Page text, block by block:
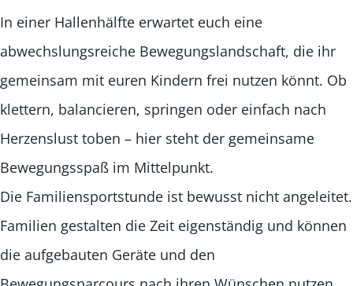
In einer Hallenhälfte erwartet euch eine
abwechslungsreiche Bewegungslandschaft, die ihr
gemeinsam mit euren Kindern frei nutzen könnt. Ob
klettern, balancieren, springen oder einfach nach
Herzenslust toben – hier steht der gemeinsame
Bewegungsspaß im Mittelpunkt.
Die Familiensportstunde ist bewusst nicht angeleitet.
Familien gestalten die Zeit eigenständig und können
die aufgebauten Geräte und den